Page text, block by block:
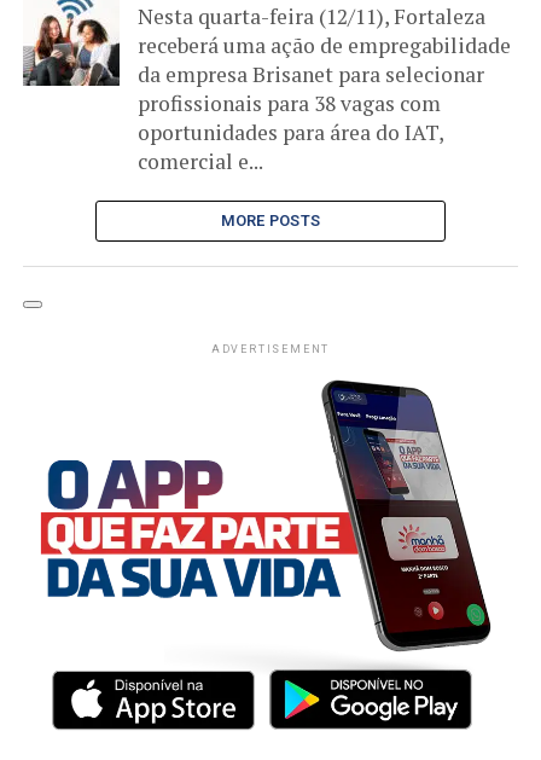
Nesta quarta-feira (12/11), Fortaleza
receberá uma ação de empregabilidade
da empresa Brisanet para selecionar
profissionais para 38 vagas com
oportunidades para área do IAT,
comercial e...
MORE POSTS
ADVERTISEMENT